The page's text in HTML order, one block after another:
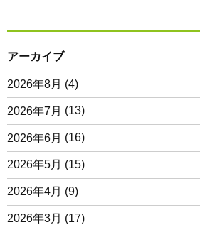
アーカイブ
2026年8月 (4)
2026年7月 (13)
2026年6月 (16)
2026年5月 (15)
2026年4月 (9)
2026年3月 (17)